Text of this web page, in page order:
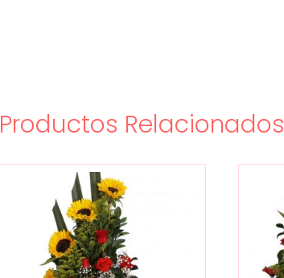
Productos Relacionados